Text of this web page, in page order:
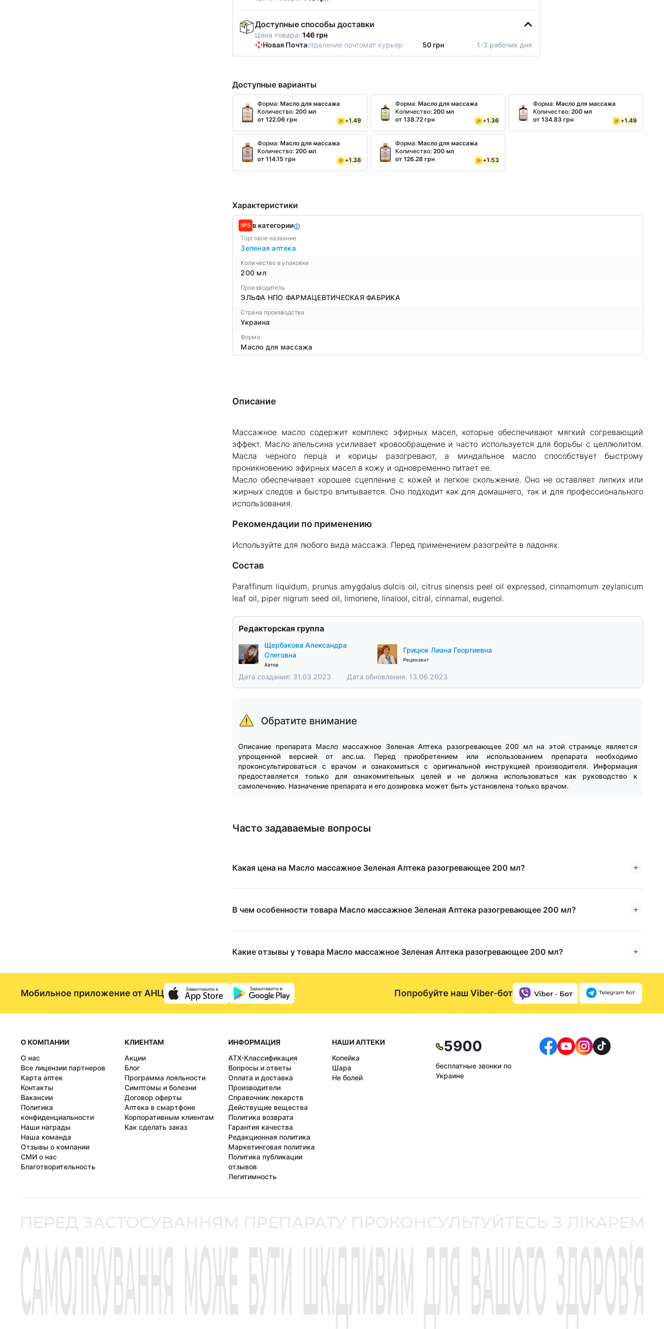
Доступные способы доставки
Цена товара:146 грн
Новая Почтаотделение почтомат курьер 50 грн 1-3 рабочих дня
Доступные варианты
Форма:Масло для массажа
Количество:200 мл
от 122.06 грн
+1.49
Форма:Масло для массажа
Количество:200 мл
от 138.72 грн
+1.36
Форма:Масло для массажа
Количество:200 мл
от 134.83 грн
+1.49
Форма:Масло для массажа
Количество:200 мл
от 114.15 грн
+1.38
Форма:Масло для массажа
Количество:200 мл
от 126.28 грн
+1.53
Характеристики
№5 в категории
Торговое название
Зеленая аптека
Количество в упаковке
200 мл
Производитель
ЭЛЬФА НПО ФАРМАЦЕВТИЧЕСКАЯ ФАБРИКА
Страна производства
Украина
Форма
Масло для массажа
Описание
Массажное масло содержит комплекс эфирных масел, которые обеспечивают мягкий согревающий
эффект. Масло апельсина усиливает кровообращение и часто используется для борьбы с целлюлитом.
Масла черного перца и корицы разогревают, а миндальное масло способствует быстрому
проникновению эфирных масел в кожу и одновременно питает ее.
Масло обеспечивает хорошее сцепление с кожей и легкое скольжение. Оно не оставляет липких или
жирных следов и быстро впитывается. Оно подходит как для домашнего, так и для профессионального
использования.
Рекомендации по применению
Используйте для любого вида массажа. Перед применением разогрейте в ладонях.
Состав
Paraffinum liquidum, prunus amygdalus dulcis oil, citrus sinensis peel oil expressed, cinnamomum zeylanicum
leaf oil, piper nigrum seed oil, limonene, linalool, citral, cinnamal, eugenol.
Редакторская группа
Щербакова Александра
Олеговна
Автор
Грицюк Лиана Георгиевна
Рецензент
Дата создания: 31.03.2023 Дата обновления: 13.06.2023
Обратите внимание
Описание препарата Масло массажное Зеленая Аптека разогревающее 200 мл на этой странице является
упрощенной версией от anc.ua. Перед приобретением или использованием препарата необходимо
проконсультироваться с врачом и ознакомиться с оригинальной инструкцией производителя. Информация
предоставляется только для ознакомительных целей и не должна использоваться как руководство к
самолечению. Назначение препарата и его дозировка может быть установлена только врачом.
Часто задаваемые вопросы
Какая цена на Масло массажное Зеленая Аптека разогревающее 200 мл?
В чем особенности товара Масло массажное Зеленая Аптека разогревающее 200 мл?
Какие отзывы у товара Масло массажное Зеленая Аптека разогревающее 200 мл?
Мобильное приложение от АНЦ Попробуйте наш Viber-бот
О КОМПАНИИ
О нас
Все лицензии партнеров
Карта аптек
Контакты
Вакансии
Политика
конфиденциальности
Наши награды
Наша команда
Отзывы о компании
СМИ о нас
Благотворительность
КЛИЕНТАМ
Акции
Блог
Программа лояльности
Симптомы и болезни
Договор оферты
Аптека в смартфоне
Корпоративным клиентам
Как сделать заказ
ИНФОРМАЦИЯ
АТХ-Классификация
Вопросы и ответы
Оплата и доставка
Производители
Справочник лекарств
Действущие вещества
Политика возврата
Гарантия качества
Редакционная политика
Маркетинговая политика
Политика публикации
отзывов
Легитимность
НАШИ АПТЕКИ
Копейка
Шара
Не болей
5900
бесплатные звонки по
Украине